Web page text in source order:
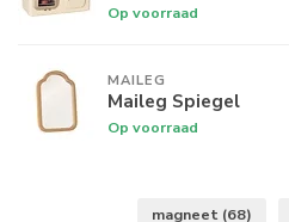
Op voorraad
MAILEG
Maileg Spiegel
Op voorraad
magneet (68)